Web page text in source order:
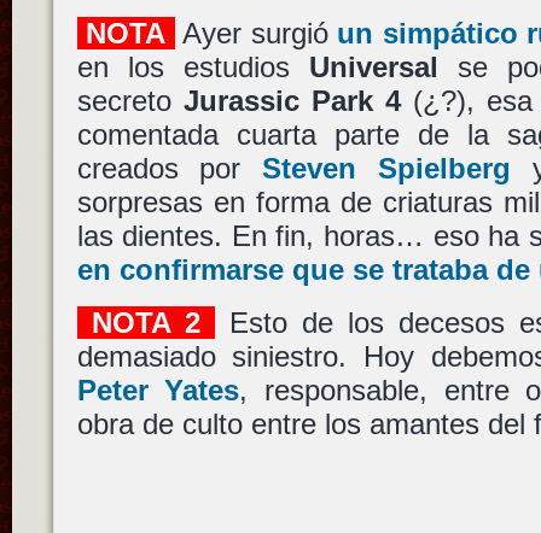
NOTA Ayer surgió un simpático
en los estudios Universal se
secreto Jurassic Park 4(¿?), esa
comentada cuarta parte de la
creados porSteven Spielberg
sorpresas en forma de criaturas
las dientes. En fin, horas… eso ha
en confirmarse que se trataba
NOTA 2
Esto de los decesos
demasiado siniestro. Hoy
Peter Yates, responsable, entre
obra de culto entre los amantes del